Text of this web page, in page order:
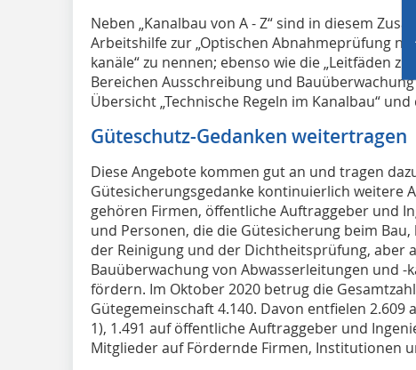
Neben „Kanalbau von A - Z“ sind in diesem
Arbeitshilfe zur „Optischen Abnahmeprüfung
kanäle“ zu nennen; ebenso wie die „Leitfäden
Bereichen Ausschreibung und
Übersicht „Technische Regeln im Kanalbau“ und
Güteschutz-Gedanken weitertragen
Diese Angebote kommen gut an und tragen
Gütesicherungsgedanke kontinuierlich weitere
gehören Firmen, öffentliche Auftraggeber und
und Personen, die die Gütesicherung beim
der Reinigung und der Dichtheitsprüfung, aber
Bauüberwachung von Abwasserleitungen und
fördern. Im Oktober 2020 betrug die
Gütegemeinschaft 4.140. Davon entfielen
1), 1.491 auf öffentliche Auftraggeber und
Mitglieder auf Fördernde Firmen, Institutionen